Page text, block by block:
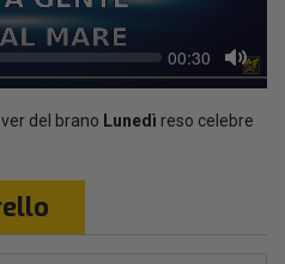
Current
time
00:30
Mute
del brano Lunedì reso celebre